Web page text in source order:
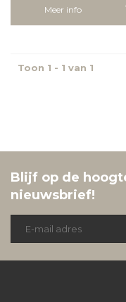
Meer info
Toon 1 - 1 van 1
Blijf op de
nieuwsbrief!